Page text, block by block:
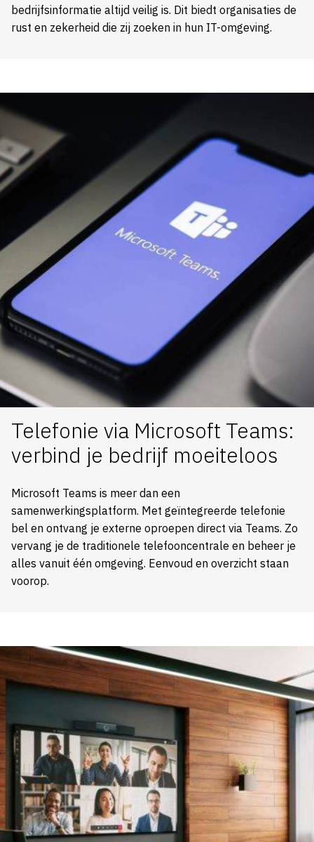
bedrijfsinformatie altijd veilig is. Dit biedt organisaties de
rust en zekerheid die zij zoeken in hun IT-omgeving.
Telefonie via Microsoft Teams:
verbind je bedrijf moeiteloos
Microsoft Teams is meer dan een
samenwerkingsplatform. Met geïntegreerde telefonie
bel en ontvang je externe oproepen direct via Teams. Zo
vervang je de traditionele telefooncentrale en beheer je
alles vanuit één omgeving. Eenvoud en overzicht staan
voorop.